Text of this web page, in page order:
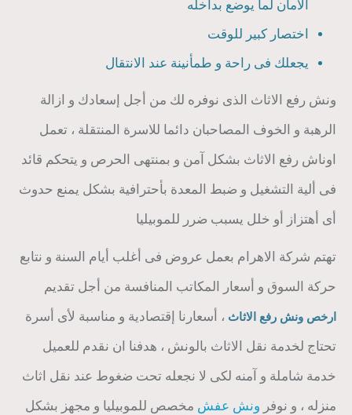
الامان لما يوضع بداخله
اختصار كبير للوقت
يجعلك فى راحة و طمأنينة عند الانتقال
ونش رفع الاثاث الذى نوفره لك من أجل إسعادك و ازالة
الرهبة و الخوف المصاحبان دائما للاسرة المنتقلة ، تعمل
اوناش رفع الاثاث بشكل آمن و بمنتهى الحرص و يتحكم قائد
فى ألية التشغيل و ضبط المعدة بأحترافية بشكل يمنع حدوث
أى أهتزاز أو خلل يسبب ضرر للموبيليا
تهتم شركة الاهرام بعمل عروض فى أغلب أيام السنة و نتابع
حركة السوق و أسعار المكاتب المنافسة من أجل تقديم
ارخص ونش رفع الاثاث ، أسعارنا إقتصادية و مناسبة لأى أسرة
تحتاج لخدمة نقل الاثاث بالونش ، هدفنا ان نقدم للعميل
خدمة شاملة و آمنه لكى لا نجعله تحت ضغوط عند نقل اثاث
منزله ، و نوفر ونش عفش مخصص للموبيليا و مجهز بشكل